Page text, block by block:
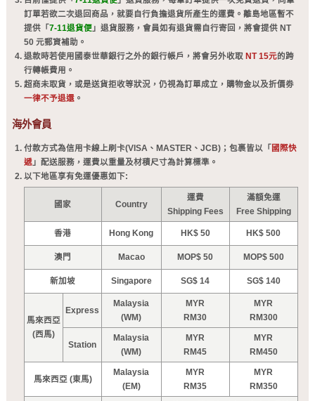
訂單若欲二次退回商品，就要自行負擔退貨所產生的運費。離島地區暫不
提供「 7-11退貨便 」退貨服務，會員如有退貨需自行寄回，將會提供 NT
50 元郵資補助。
退款時若使用國泰世華銀行之外的銀行帳戶，將會另外收取 NT 15元的跨
行轉帳費用。
超商未取貨，或是送貨拒收等狀況，仍視為訂單成立，購物金以及折價劵
一律不予退還。
海外會員
付款方式為信用卡線上刷卡(VISA、MASTER、JCB)；包裹皆以「 國際快
遞」配送服務，運費以重量及材積尺寸為計算標準。
以下地區享有免運優惠如下:
國家 Country
運費
Shipping Fees
滿額免運
Free Shipping
香港 Hong Kong HK$ 50 HK$ 500
澳門 Macao MOP$ 50 MOP$ 500
新加坡 Singapore SG$ 14 SG$ 140
馬來西亞
(西馬)
Express
Malaysia
(WM)
MYR
RM30
MYR
RM300
Station
Malaysia
(WM)
MYR
RM45
MYR
RM450
馬來西亞 (東馬)
Malaysia
(EM)
MYR
RM35
MYR
RM350